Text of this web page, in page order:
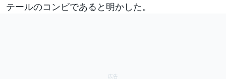
テールのコンビであると明かした。